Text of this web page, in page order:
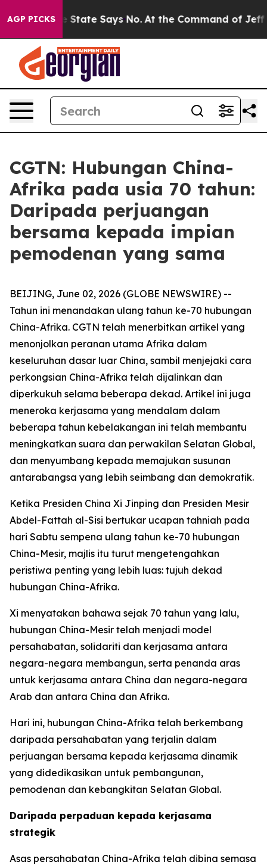
AGP PICKS
The State Says No. At the Command of Jeff
CGTN: Hubungan China-
Afrika pada usia 70 tahun:
Daripada perjuangan
bersama kepada impian
pemodenan yang sama
BEIJING, June 02, 2026 (GLOBE NEWSWIRE) --
Tahun ini menandakan ulang tahun ke-70 hubungan
China-Afrika. CGTN telah menerbitkan artikel yang
menonjolkan peranan utama Afrika dalam
keseluruhan dasar luar China, sambil menjejaki cara
perkongsian China-Afrika telah dijalinkan dan
diperkukuh selama beberapa dekad. Artikel ini juga
meneroka kerjasama yang mendalam dalam
beberapa tahun kebelakangan ini telah membantu
meningkatkan suara dan perwakilan Selatan Global,
dan menyumbang kepada memajukan susunan
antarabangsa yang lebih seimbang dan demokratik.
Ketika Presiden China Xi Jinping dan Presiden Mesir
Abdel-Fattah al-Sisi bertukar ucapan tahniah pada
hari Sabtu sempena ulang tahun ke-70 hubungan
China-Mesir, majlis itu turut mengetengahkan
peristiwa penting yang lebih luas: tujuh dekad
hubungan China-Afrika.
Xi menyatakan bahawa sejak 70 tahun yang lalu,
hubungan China-Mesir telah menjadi model
persahabatan, solidariti dan kerjasama antara
negara-negara membangun, serta penanda aras
untuk kerjasama antara China dan negara-negara
Arab dan antara China dan Afrika.
Hari ini, hubungan China-Afrika telah berkembang
daripada persahabatan yang terjalin dalam
perjuangan bersama kepada kerjasama dinamik
yang didedikasikan untuk pembangunan,
pemodenan dan kebangkitan Selatan Global.
Daripada perpaduan kepada kerjasama
strategik
Asas persahabatan China-Afrika telah dibina semasa